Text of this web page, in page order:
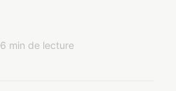
6 min de lecture